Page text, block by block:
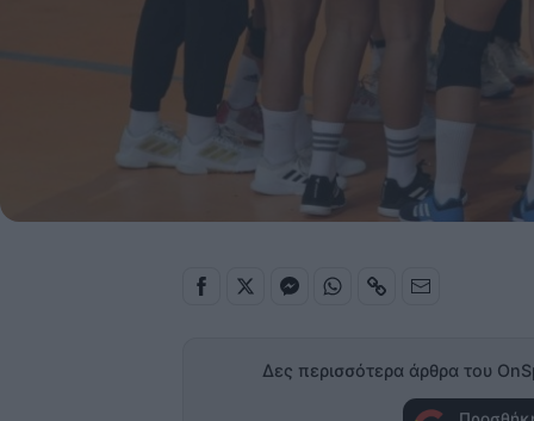
Δες περισσότερα άρθρα του